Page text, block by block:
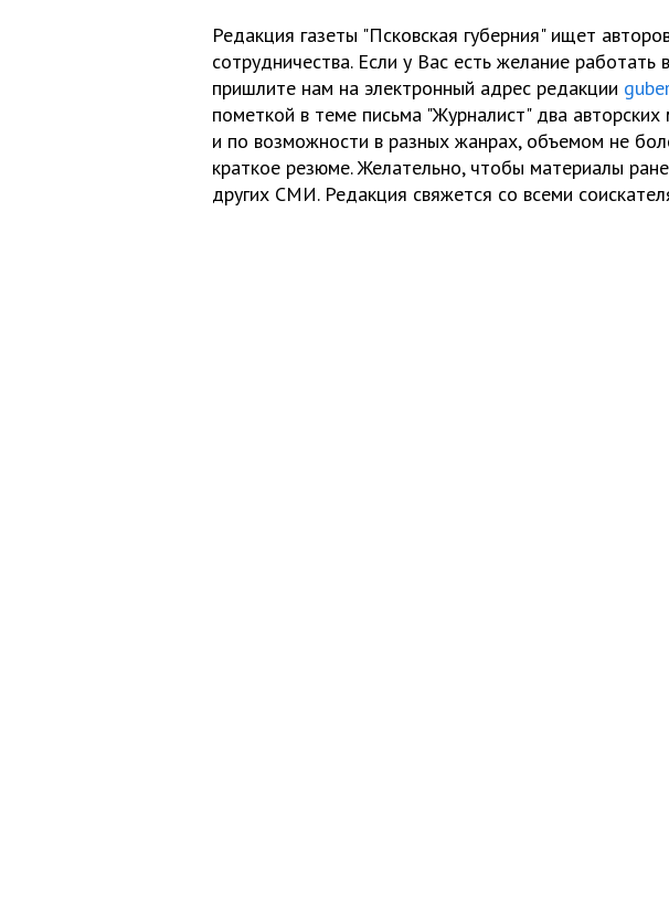
Редакция газеты "Псковская губерния" ищет
сотрудничества. Если у Вас есть желание работать
пришлите нам на электронный адрес редакции
пометкой в теме письма "Журналист" два
и по возможности в разных жанрах, объемом не
краткое резюме. Желательно, чтобы материалы
других СМИ. Редакция свяжется со всеми